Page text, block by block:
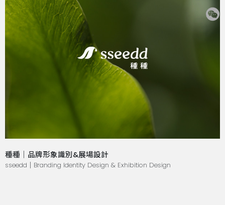
種種｜品牌形象識別&展場設計
sseedd｜Branding Identity Design & Exhibition Design